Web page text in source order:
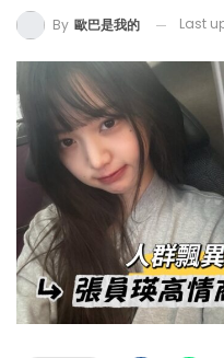
By 歐巴是我的 Last